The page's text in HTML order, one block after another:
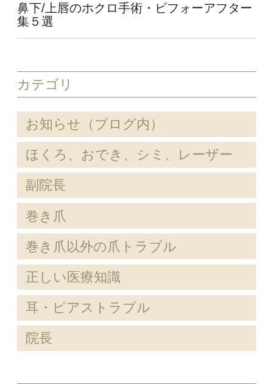
鼻下/上唇のホクロ手術・ビフォーアフター
集５選
カテゴリ
お知らせ（ブログ内）
ほくろ、おでき、シミ、レーザー
副院長
巻き爪
巻き爪以外の爪トラブル
正しい医療知識
耳・ピアストラブル
院長